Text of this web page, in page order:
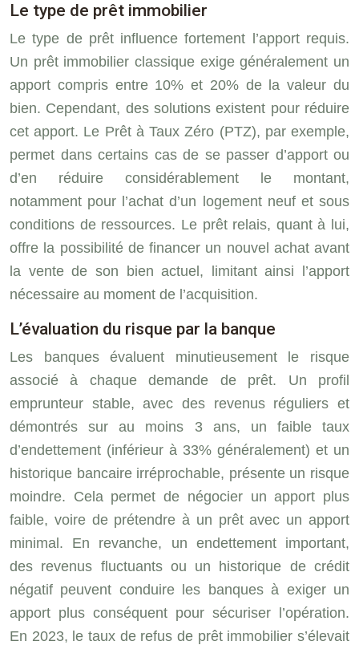
Le type de prêt immobilier
Le type de prêt influence fortement l’apport requis.
Un prêt immobilier classique exige généralement un
apport compris entre 10% et 20% de la valeur du
bien. Cependant, des solutions existent pour réduire
cet apport. Le Prêt à Taux Zéro (PTZ), par exemple,
permet dans certains cas de se passer d’apport ou
d’en réduire considérablement le montant,
notamment pour l’achat d’un logement neuf et sous
conditions de ressources. Le prêt relais, quant à lui,
offre la possibilité de financer un nouvel achat avant
la vente de son bien actuel, limitant ainsi l’apport
nécessaire au moment de l’acquisition.
L’évaluation du risque par la banque
Les banques évaluent minutieusement le risque
associé à chaque demande de prêt. Un profil
emprunteur stable, avec des revenus réguliers et
démontrés sur au moins 3 ans, un faible taux
d’endettement (inférieur à 33% généralement) et un
historique bancaire irréprochable, présente un risque
moindre. Cela permet de négocier un apport plus
faible, voire de prétendre à un prêt avec un apport
minimal. En revanche, un endettement important,
des revenus fluctuants ou un historique de crédit
négatif peuvent conduire les banques à exiger un
apport plus conséquent pour sécuriser l’opération.
En 2023, le taux de refus de prêt immobilier s’élevait